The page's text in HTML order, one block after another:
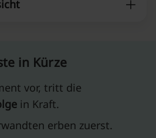
in Kürze
vor, tritt die
in Kraft.
erben zuerst.